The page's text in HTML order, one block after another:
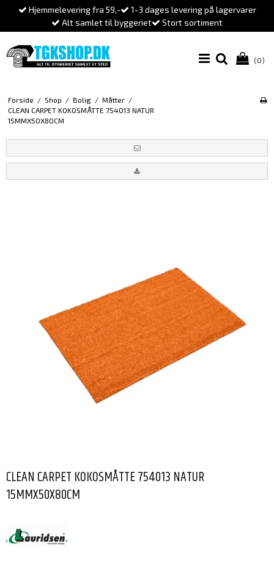
Hjemmelevering fra 59,-
1-3 dages levering på lagervarer
Alt samlet til byggeriet
Stort sortiment
(0)
Forside / Shop / Bolig / Måtter /
CLEAN CARPET KOKOSMÅTTE 754013 NATUR
15MMX50X80CM
CLEAN CARPET KOKOSMÅTTE 754013 NATUR
15MMX50X80CM